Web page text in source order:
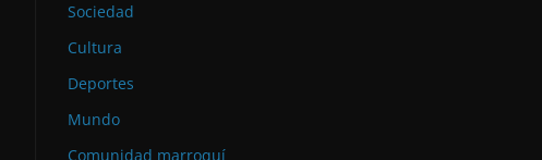
Sociedad
Cultura
Deportes
Mundo
Comunidad marroquí